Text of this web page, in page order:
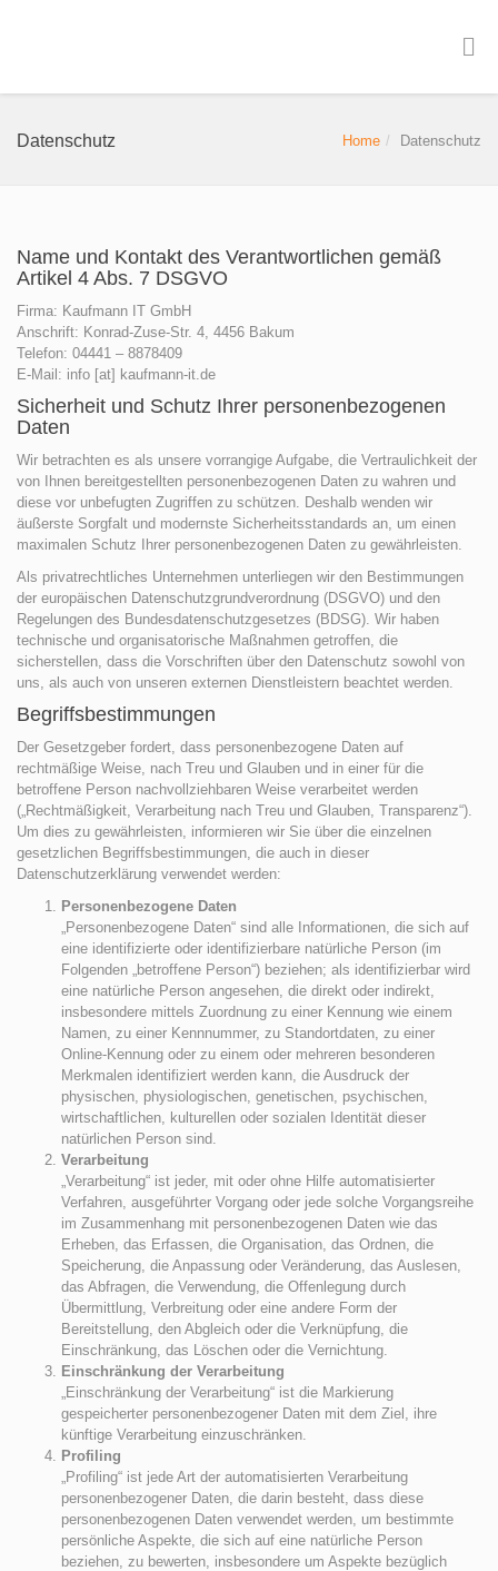
Datenschutz Home Datenschutz
Name und Kontakt des Verantwortlichen gemäß
Artikel 4 Abs. 7 DSGVO
Firma: Kaufmann IT GmbH
Anschrift: Konrad-Zuse-Str. 4, 4456 Bakum
Telefon: 04441 – 8878409
E-Mail: info [at] kaufmann-it.de
Sicherheit und Schutz Ihrer personenbezogenen
Daten
Wir betrachten es als unsere vorrangige Aufgabe, die Vertraulichkeit der
von Ihnen bereitgestellten personenbezogenen Daten zu wahren und
diese vor unbefugten Zugriffen zu schützen. Deshalb wenden wir
äußerste Sorgfalt und modernste Sicherheitsstandards an, um einen
maximalen Schutz Ihrer personenbezogenen Daten zu gewährleisten.
Als privatrechtliches Unternehmen unterliegen wir den Bestimmungen
der europäischen Datenschutzgrundverordnung (DSGVO) und den
Regelungen des Bundesdatenschutzgesetzes (BDSG). Wir haben
technische und organisatorische Maßnahmen getroffen, die
sicherstellen, dass die Vorschriften über den Datenschutz sowohl von
uns, als auch von unseren externen Dienstleistern beachtet werden.
Begriffsbestimmungen
Der Gesetzgeber fordert, dass personenbezogene Daten auf
rechtmäßige Weise, nach Treu und Glauben und in einer für die
betroffene Person nachvollziehbaren Weise verarbeitet werden
(„Rechtmäßigkeit, Verarbeitung nach Treu und Glauben, Transparenz“).
Um dies zu gewährleisten, informieren wir Sie über die einzelnen
gesetzlichen Begriffsbestimmungen, die auch in dieser
Datenschutzerklärung verwendet werden:
Personenbezogene Daten
„Personenbezogene Daten“ sind alle Informationen, die sich auf
eine identifizierte oder identifizierbare natürliche Person (im
Folgenden „betroffene Person“) beziehen; als identifizierbar wird
eine natürliche Person angesehen, die direkt oder indirekt,
insbesondere mittels Zuordnung zu einer Kennung wie einem
Namen, zu einer Kennnummer, zu Standortdaten, zu einer
Online-Kennung oder zu einem oder mehreren besonderen
Merkmalen identifiziert werden kann, die Ausdruck der
physischen, physiologischen, genetischen, psychischen,
wirtschaftlichen, kulturellen oder sozialen Identität dieser
natürlichen Person sind.
Verarbeitung
„Verarbeitung“ ist jeder, mit oder ohne Hilfe automatisierter
Verfahren, ausgeführter Vorgang oder jede solche Vorgangsreihe
im Zusammenhang mit personenbezogenen Daten wie das
Erheben, das Erfassen, die Organisation, das Ordnen, die
Speicherung, die Anpassung oder Veränderung, das Auslesen,
das Abfragen, die Verwendung, die Offenlegung durch
Übermittlung, Verbreitung oder eine andere Form der
Bereitstellung, den Abgleich oder die Verknüpfung, die
Einschränkung, das Löschen oder die Vernichtung.
Einschränkung der Verarbeitung
„Einschränkung der Verarbeitung“ ist die Markierung
gespeicherter personenbezogener Daten mit dem Ziel, ihre
künftige Verarbeitung einzuschränken.
Profiling
„Profiling“ ist jede Art der automatisierten Verarbeitung
personenbezogener Daten, die darin besteht, dass diese
personenbezogenen Daten verwendet werden, um bestimmte
persönliche Aspekte, die sich auf eine natürliche Person
beziehen, zu bewerten, insbesondere um Aspekte bezüglich